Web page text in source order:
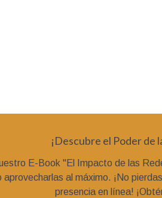
¡Descubre el Poder de
E-Book "El Impacto de las
aprovecharlas al máximo. ¡No
presencia en línea!